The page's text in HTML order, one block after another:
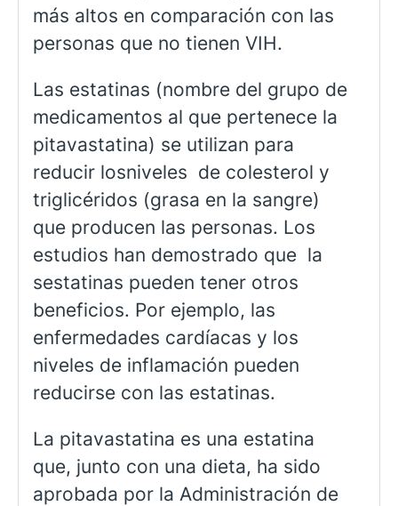
más altos en comparación con las
personas que no tienen VIH.
Las estatinas (nombre del grupo de
medicamentos al que pertenece la
pitavastatina) se utilizan para
reducir losniveles de colesterol y
triglicéridos (grasa en la sangre)
que producen las personas. Los
estudios han demostrado que la
sestatinas pueden tener otros
beneficios. Por ejemplo, las
enfermedades cardíacas y los
niveles de inflamación pueden
reducirse con las estatinas.
La pitavastatina es una estatina
que, junto con una dieta, ha sido
aprobada por la Administración de